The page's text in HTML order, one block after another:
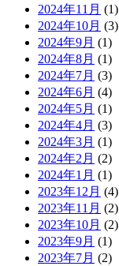
2024年11月 (1)
2024年10月 (3)
2024年9月 (1)
2024年8月 (1)
2024年7月 (3)
2024年6月 (4)
2024年5月 (1)
2024年4月 (3)
2024年3月 (1)
2024年2月 (2)
2024年1月 (1)
2023年12月 (4)
2023年11月 (2)
2023年10月 (2)
2023年9月 (1)
2023年7月 (2)